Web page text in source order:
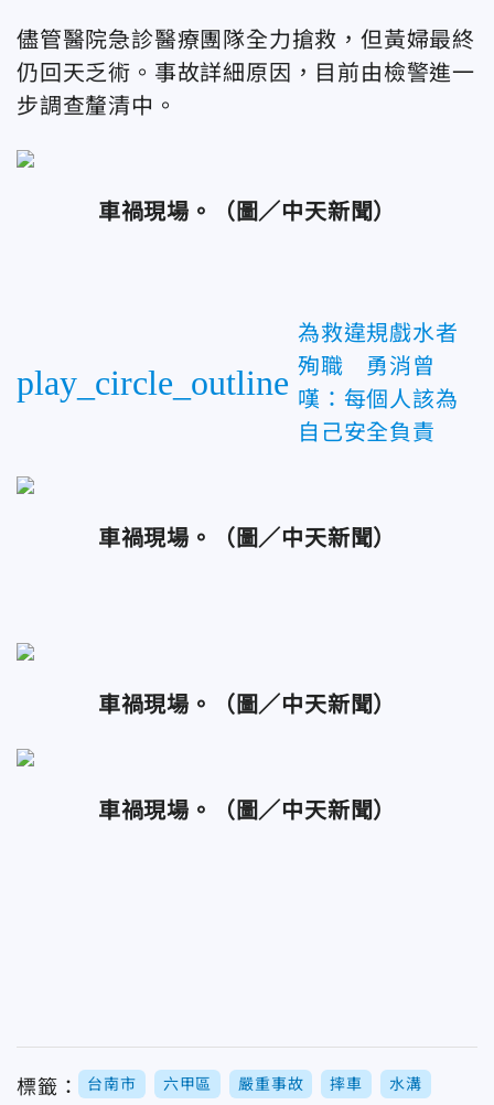
儘管醫院急診醫療團隊全力搶救，但黃婦最終
仍回天乏術。事故詳細原因，目前由檢警進一
步調查釐清中。
車禍現場。 （圖／中天新聞）
play_circle_outline
為救違規戲水者
殉職 勇消曾
嘆：每個人該為
自己安全負責
車禍現場。 （圖／中天新聞）
車禍現場。 （圖／中天新聞）
車禍現場。 （圖／中天新聞）
標籤： 台南市 六甲區 嚴重事故 摔車 水溝